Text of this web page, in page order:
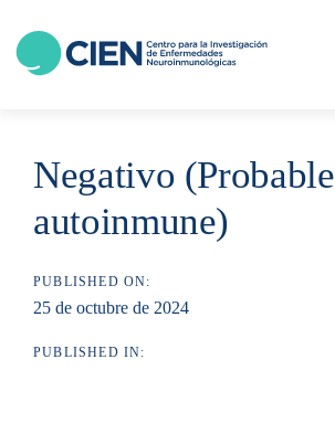
links
content
Negativo (Probable
autoinmune)
PUBLISHED ON:
25 de octubre de 2024
PUBLISHED IN: